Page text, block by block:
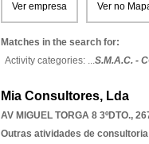
Ver empresa Ver no
Matches in the search for:
Activity categories: ...S.M.A.C. -
Mia Consultores, Lda
AV MIGUEL TORGA 8 3ºDTO.,
Outras atividades de